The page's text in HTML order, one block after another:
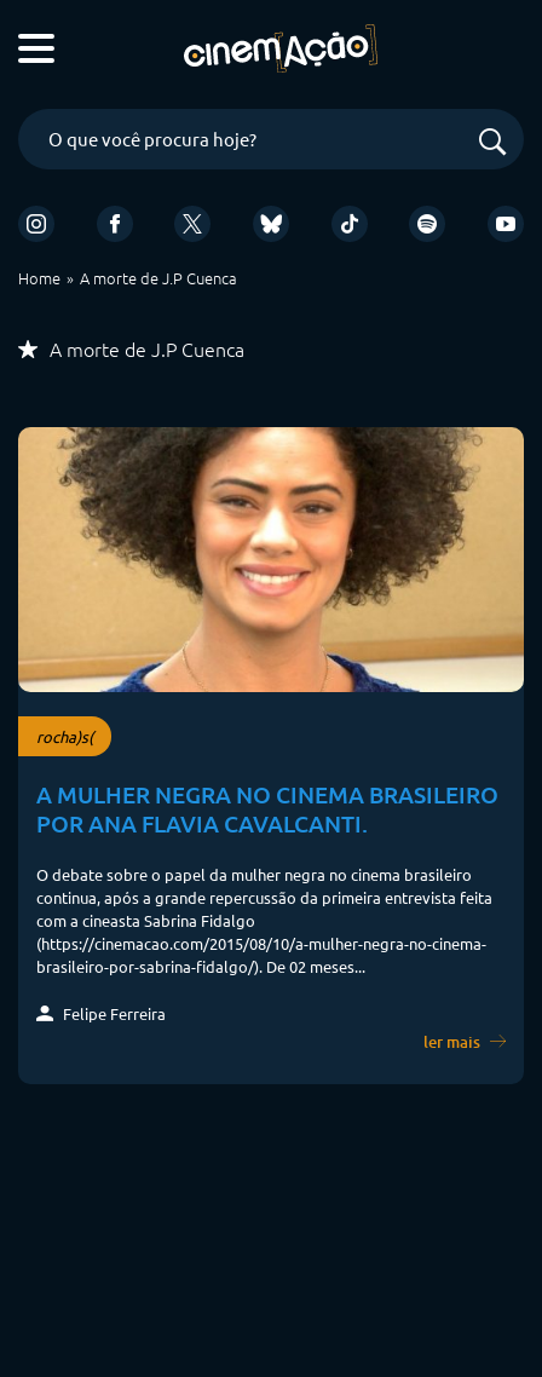
Home A morte de J.P Cuenca
A morte de J.P Cuenca
rocha)s(
A MULHER NEGRA NO CINEMA BRASILEIRO
POR ANA FLAVIA CAVALCANTI.
O debate sobre o papel da mulher negra no cinema brasileiro
continua, após a grande repercussão da primeira entrevista feita
com a cineasta Sabrina Fidalgo
(https://cinemacao.com/2015/08/10/a-mulher-negra-no-cinema-
brasileiro-por-sabrina-fidalgo/). De 02 meses...
Felipe Ferreira
ler mais